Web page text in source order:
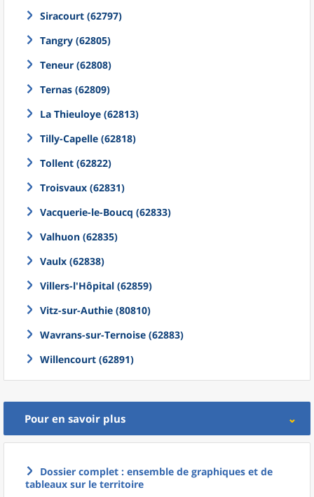
Siracourt (62797)
Tangry (62805)
Teneur (62808)
Ternas (62809)
La Thieuloye (62813)
Tilly-Capelle (62818)
Tollent (62822)
Troisvaux (62831)
Vacquerie-le-Boucq (62833)
Valhuon (62835)
Vaulx (62838)
Villers-l'Hôpital (62859)
Vitz-sur-Authie (80810)
Wavrans-sur-Ternoise (62883)
Willencourt (62891)
Pour en savoir plus
Dossier complet : ensemble de graphiques et de
tableaux sur le territoire